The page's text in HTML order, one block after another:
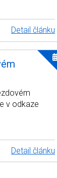
Detail článku
v odkaze
Detail článku